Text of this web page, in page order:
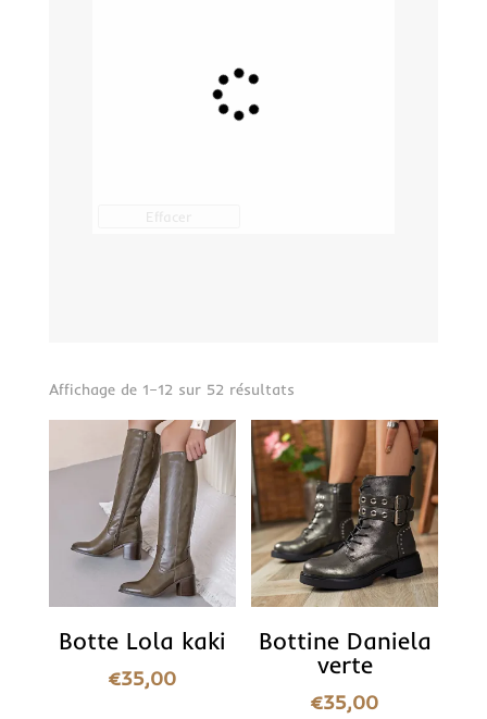
Affichage de 1–12 sur 52 résultatsTrié
du
plus
récent
plus
ancien
Botte Lola kaki
€35,00
Bottine Daniela
verte
€35,00